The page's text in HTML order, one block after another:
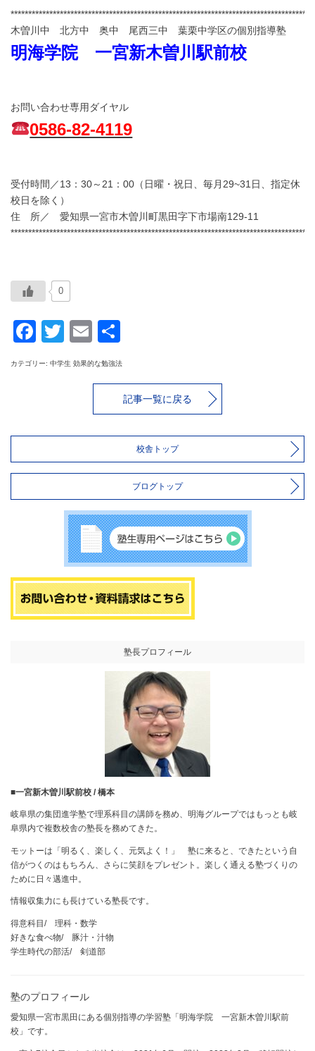
木曽川中 北方中 奥中 尾西三中 葉栗中学区の個別指導塾
明海学院 一宮新木曽川駅前校
お問い合わせ専用ダイヤル
0586-82-4119
受付時間／13：30～21：00（日曜・祝日、毎月29~31日、指定休
校日を除く）
住 所／ 愛知県一宮市木曽川町黒田字下市場南129-11
0
Facebook
TwitterEmail
カテゴリー: 中学生 効果的な勉強法
記事一覧に戻る
校舎トップ
ブログトップ
塾長プロフィール
■一宮新木曽川駅前校 / 橋本
岐阜県の集団進学塾で理系科目の講師を務め、明海グループではもっとも岐
阜県内で複数校舎の塾長を務めてきた。
モットーは「明るく、楽しく、元気よく！」 塾に来ると、できたという自
信がつくのはもちろん、さらに笑顔をプレゼント。楽しく通える塾づくりの
ために日々邁進中。
情報収集力にも長けている塾長です。
得意科目/ 理科・数学
好きな食べ物/ 豚汁・汁物
学生時代の部活/ 剣道部
塾のプロフィール
愛知県一宮市黒田にある個別指導の学習塾「明海学院 一宮新木曽川駅前
校」です。